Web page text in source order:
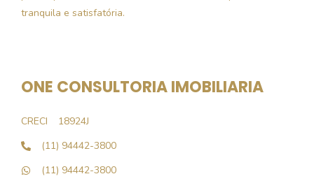
tranquila e satisfatória.
ONE CONSULTORIA IMOBILIARIA
CRECI
18924J
(11) 94442-3800
(11) 94442-3800